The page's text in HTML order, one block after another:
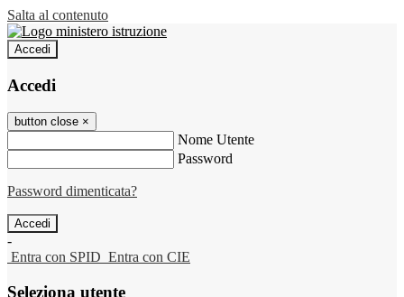
Salta al contenuto
Accedi
Accedi
button close ×
Nome Utente
Password
Password dimenticata?
-
Entra con SPID Entra con CIE
Seleziona utente